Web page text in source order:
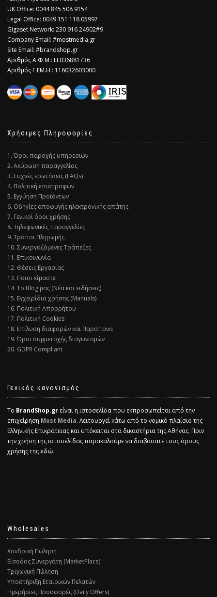
​UK Office: 0044 845 508 9154
Legal Office: 0049 151 118 05997
Gigaset Network: 230 916 24902#9
Company Email: #mostmedia.gr
Site Email: #brandshop.gr
Αριθμός Α.Φ.Μ.: EL036881736
Αριθμός Γ.ΕΜ.Η.: 116032603000
Χρήσιμες Πληροφορίες
1. Όροι παροχής υπηρεσιών
2. Ακύρωση παραγγελίας
3. Συχνές ερωτήσεις (FAQs)
4. Πολιτική επιστροφών
5. Εγγύηση Προϊόντων
6. Οδηγίες αποφυγής ηλεκτρονικής απάτης
7. Γενικοί όροι χρήσης
8. Τηλεφωνικές παραγγελίες
9. Τρόποι Πληρωμής
10. Συνεργαζόμενες Τράπεζες
11. Επικοινωνία
12. Θέσεις Εργασίας
13. Ποιοι είμαστε
14. Το Blog μας (Νέα και ειδήσεις)
15. Εγχειρίδια χρήσης (Manuals)
16. Πολιτική Απορρήτου
17. Πολιτική Cookies
18. Επίλυση διαφορών και Παράπονα
19. Όροι συμμετοχής διαγωνισμών
20. GDPR Compliant
Γενικός κανονισμός
Το BrandShop.gr είναι η ιστοσελίδα που εκπροσωπείται από την
επιχείρηση Most Media. Λειτουργεί κάτω από το νομικό πλαίσιο της
Ελληνικής Επικράτειας και υπόκειται στα δικαστήρια της Αθήνας. Πριν
την χρήση της ιστοσελίδας παρακαλούμε να διαβάσατε τους όρους
χρήσης τηςεδώ.
Wholesales
Χονδρική Πώληση
Είσοδος Συνεργάτη (MarketPlace)
Τριγωνική Πώληση
Υποστήριξη Εταιρικών Πελατών
Ημερήσιες Προσφορές (Daily Offers)